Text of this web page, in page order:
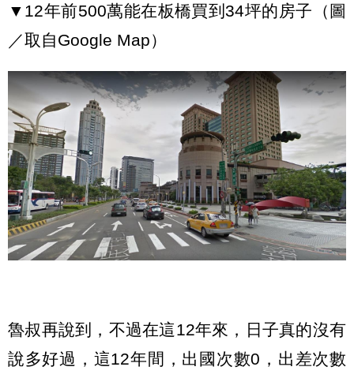
▼12年前500萬能在板橋買到34坪的房子（圖
／取自Google Map）
魯叔再說到，不過在這12年來，日子真的沒有
說多好過，這12年間，出國次數0，出差次數